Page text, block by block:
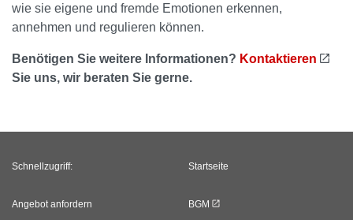
wie sie eigene und fremde Emotionen erkennen,
annehmen und regulieren können.
Benötigen Sie weitere Informationen? Kontaktieren
Sie uns, wir beraten Sie gerne.
Schnellzugriff:
Angebot anfordern
Startseite
BGM